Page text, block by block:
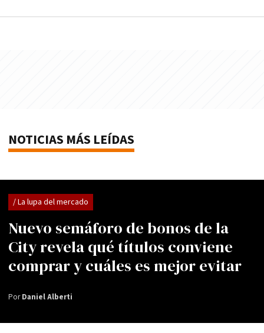
NOTICIAS MÁS LEÍDAS
Nuevo semáforo de bonos de la
City revela qué títulos conviene
comprar y cuáles es mejor evitar
/ La lupa del mercado
PorDaniel Alberti